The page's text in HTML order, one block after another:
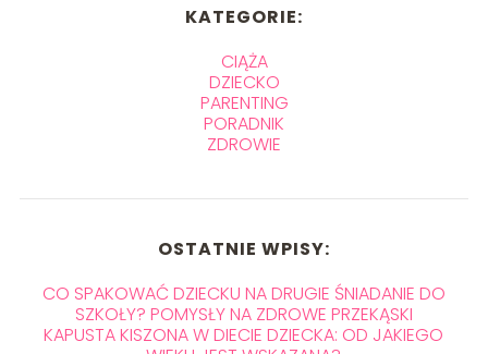
KATEGORIE:
CIĄŻA
DZIECKO
PARENTING
PORADNIK
ZDROWIE
OSTATNIE WPISY:
CO SPAKOWAĆ DZIECKU NA DRUGIE ŚNIADANIE DO
SZKOŁY? POMYSŁY NA ZDROWE PRZEKĄSKI
KAPUSTA KISZONA W DIECIE DZIECKA: OD JAKIEGO